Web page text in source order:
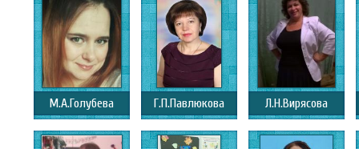
М.А.Голубева Г.П.Павлюкова Л.Н.Вирясова